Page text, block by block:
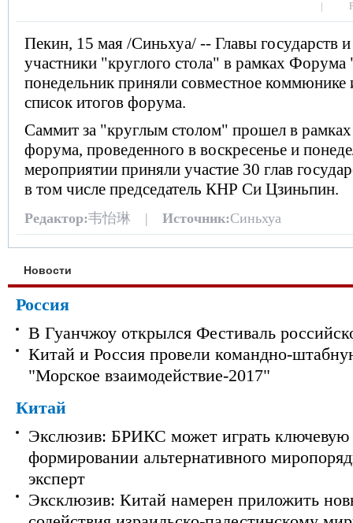
Пекин, 15 мая /Синьхуа/ -- Главы государств и
участники "круглого стола" в рамках
понедельник приняли совместное коммюнике
список итогов форума.
Саммит за "круглым столом" прошел в
форума, проведенного в воскресенье и
мероприятии приняли участие 30 глав
в том числе председатель КНР Си Цзиньпин.
Редактор:韦怡琳 | Источник:Синьхуа
Новости
Россия
В Гуанчжоу открылся Фестиваль
Китай и Россия провели командно-
"Морское взаимодействие-2017"
Китай
Экслюзив: БРИКС может играть ключевую
формировании альтернативного
эксперт
Эксклюзив: Китай намерен приложить